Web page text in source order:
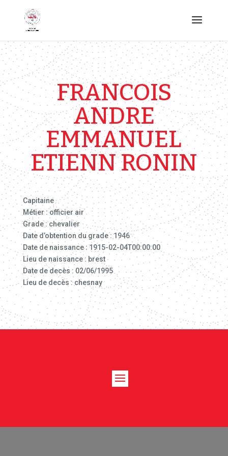
FRANCOIS
ANDRE
EMMANUEL
ETIENN RONIN
Capitaine
Métier : officier air
Grade : chevalier
Date d’obtention du grade : 1946
Date de naissance : 1915-02-04T00:00:00
Lieu de naissance : brest
Date de decès : 02/06/1995
Lieu de decès : chesnay